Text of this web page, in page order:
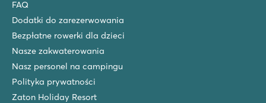
Basen w pobliżu dużego boiska i wodnego placu zabaw!
Zakwaterowania położone w bliskiej odległości od basenu
W pobliżu miasteczka Salò
hu Altomincio village
hu Altomincio village
Włochy - Północne Włochy - Jezioro Garda - Valeggio sul Mincio
FAQ
Dodatki do zarezerwowania
Bezpłatne rowerki dla dzieci
Nasze zakwaterowania
Nasz personel na campingu
Polityka prywatności
Zaton Holiday Resort